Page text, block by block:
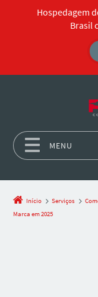
Hospedagem
Brasil
MENU
Início Serviços
Marca em 2025